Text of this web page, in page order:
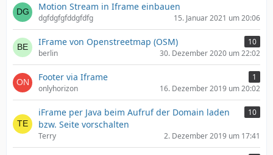
Motion Stream in Iframe einbauen
dgfdgfgfddgfdfg 15. Januar 2021 um 20:06
IFrame von Openstreetmap (OSM)
10
berlin
30. Dezember 2020 um 22:02
Footer via Iframe
1
onlyhorizon
16. Dezember 2019 um 20:02
iFrame per Java beim Aufruf der Domain laden
bzw. Seite vorschalten
10
Terry 2. Dezember 2019 um 17:41